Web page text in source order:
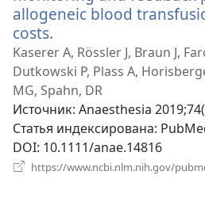
allogeneic blood
costs.
в
новом
окне)
Kaserer A, Rössler J, Braun J,
Dutkowski P, Plass A,
MG, Spahn, DR
Источник‎: Anaesthesia
Статья индексирована‎:
DOI‎: 10.1111/anae.14816
https://www.ncbi.nlm.nih.gov/